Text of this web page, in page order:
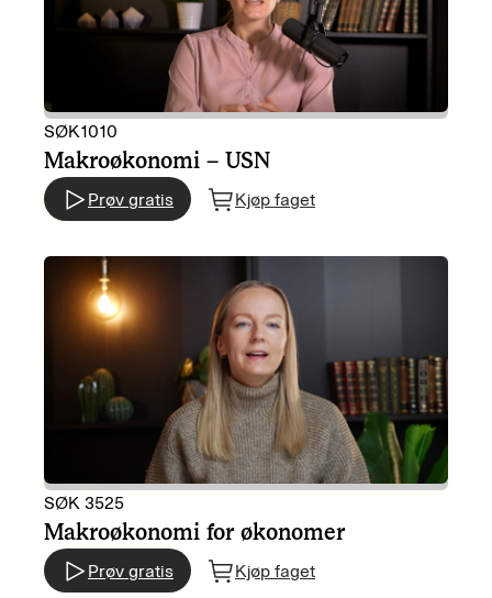
SØK1010
Makroøkonomi – USN
Prøv gratis Kjøp faget
SØK 3525
Makroøkonomi for økonomer
Prøv gratis Kjøp faget